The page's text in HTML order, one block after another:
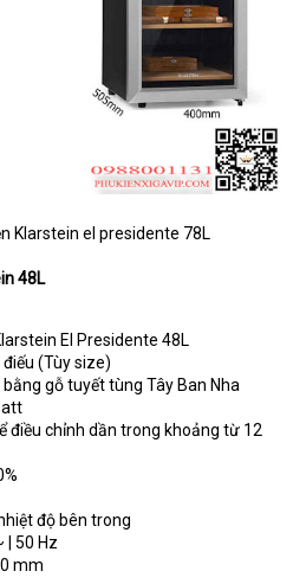
Klarstein el presidente 78L
48L
El Presidente 48L
(Tùy size)
gỗ tuyết tùng Tây Ban Nha
điều chỉnh dần trong khoảng từ 12
độ bên trong
| 50 Hz
mm